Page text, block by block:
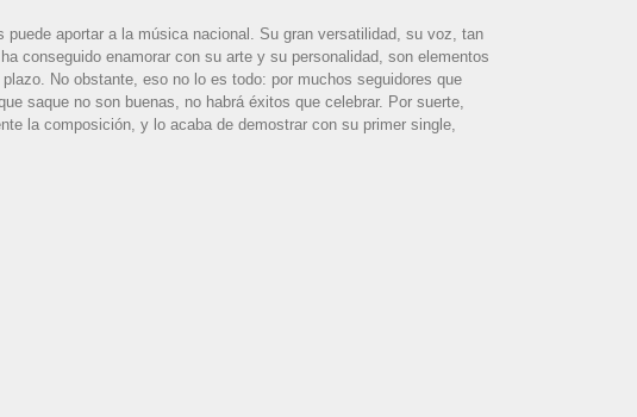
puede aportar a la música nacional. Su gran versatilidad, su voz, tan
conseguido enamorar con su arte y su personalidad, son elementos
No obstante, eso no lo es todo: por muchos seguidores que
saque no son buenas, no habrá éxitos que celebrar. Por suerte,
la composición, y lo acaba de demostrar con su primer single,